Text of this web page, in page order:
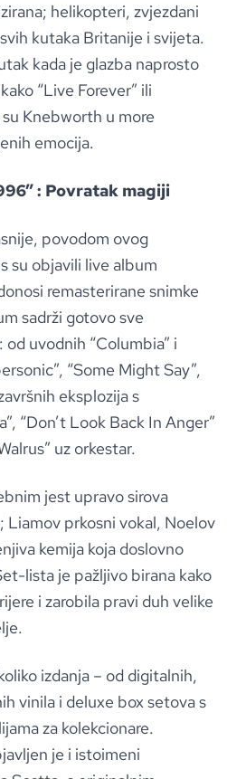
helikopteri, zvjezdani
kutaka Britanije i svijeta.
kada je glazba naprosto
“Live Forever” ili
Knebworth u more
emocija.
: Povratak magiji
povodom ovog
su objavili live album
remasterirane snimke
sadrži gotovo sve
uvodnih “Columbia” i
“Some Might Say”,
eksplozija s
“Don’t Look Back In Anger”
uz orkestar.
jest upravo sirova
Liamov prkosni vokal, Noelov
kemija koja doslovno
lista je pažljivo birana kako
i zarobila pravi duh velike
izdanja – od digitalnih,
vinila i deluxe box setova s
za kolekcionare.
je i istoimeni